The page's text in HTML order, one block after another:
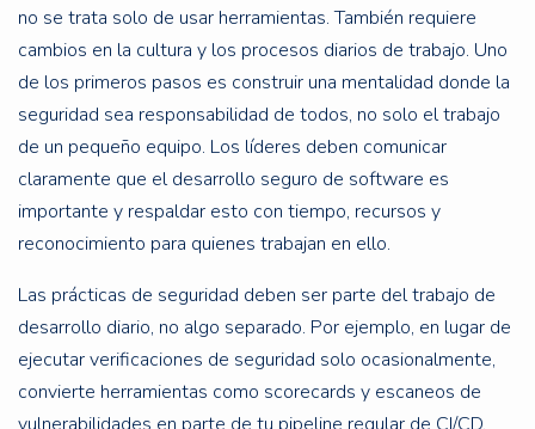
no se trata solo de usar herramientas. También requiere
cambios en la cultura y los procesos diarios de trabajo. Uno
de los primeros pasos es construir una mentalidad donde la
seguridad sea responsabilidad de todos, no solo el trabajo
de un pequeño equipo. Los líderes deben comunicar
claramente que el desarrollo seguro de software es
importante y respaldar esto con tiempo, recursos y
reconocimiento para quienes trabajan en ello.
Las prácticas de seguridad deben ser parte del trabajo de
desarrollo diario, no algo separado. Por ejemplo, en lugar de
ejecutar verificaciones de seguridad solo ocasionalmente,
convierte herramientas como scorecards y escaneos de